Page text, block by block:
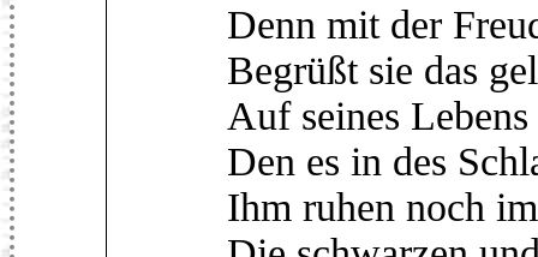
Denn mit der
Begrüßt sie das
Auf seines
Den es in des
Ihm ruhen noch